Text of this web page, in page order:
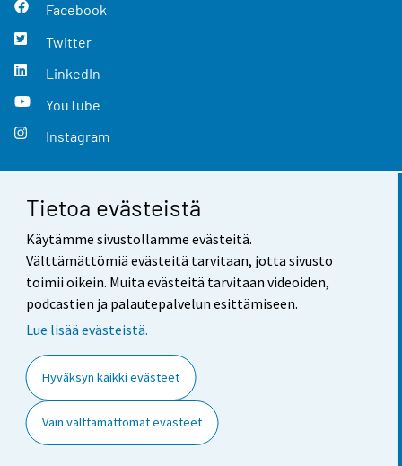
Tietoa evästeistä
Käytämme sivustollamme evästeitä.
Välttämättömiä evästeitä tarvitaan, jotta sivusto
toimii oikein. Muita evästeitä tarvitaan videoiden,
podcastien ja palautepalvelun esittämiseen.
Lue lisää evästeistä.
Hyväksyn kaikki evästeet
Vain välttämättömät evästeet
Facebook
Twitter
LinkedIn
YouTube
Instagram
Yhteystiedot
Palaute
Käyttöehdot
Saavutettavuus
Tietoa sivustosta
Evästeasetukset